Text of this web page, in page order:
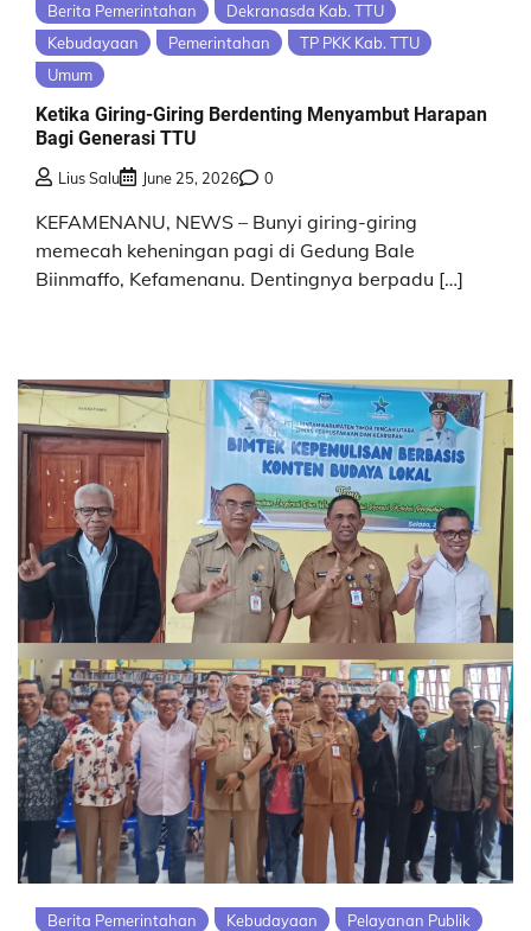
Berita Pemerintahan
Dekranasda Kab. TTU
Kebudayaan
Pemerintahan
TP PKK Kab. TTU
Umum
Ketika Giring-Giring Berdenting Menyambut Harapan
Bagi Generasi TTU
Lius Salu June 25, 2026 0
KEFAMENANU, NEWS – Bunyi giring-giring
memecah keheningan pagi di Gedung Bale
Biinmaffo, Kefamenanu. Dentingnya berpadu […]
Berita Pemerintahan Kebudayaan Pelayanan Publik